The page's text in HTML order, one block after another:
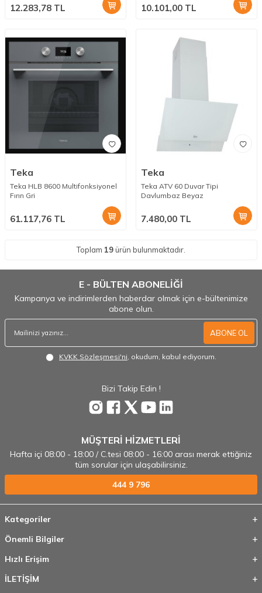
12.283,78 TL 10.101,00 TL
Teka
Teka HLB 8600 Multifonksiyonel
Fırın Gri
61.117,76 TL
Teka
Teka ATV 60 Duvar Tipi
Davlumbaz Beyaz
7.480,00 TL
Toplam 19 ürün bulunmaktadır.
E - BÜLTEN ABONELİĞİ
Kampanya ve indirimlerden haberdar olmak için e-bültenimize
abone olun.
ABONE OL
KVKK Sözleşmesi'ni, okudum, kabul ediyorum.
Bizi Takip Edin !
MÜŞTERİ HİZMETLERİ
Hafta içi 08:00 - 18:00 / C.tesi 08:00 - 16:00 arası merak ettiğiniz
tüm sorular için ulaşabilirsiniz.
444 9 796
Kategoriler
Önemli Bilgiler
Hızlı Erişim
İLETİŞİM